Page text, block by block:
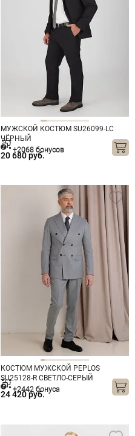
МУЖСКОЙ КОСТЮМ SU26099-LС
ЧЁРНЫЙ
20 680 руб.
+2068 бонусов
КОСТЮМ МУЖСКОЙ PEPLOS
SU25128-R СВЕТЛО-СЕРЫЙ
24 420 руб.
+2442 бонуса